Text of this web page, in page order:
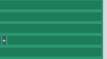
+